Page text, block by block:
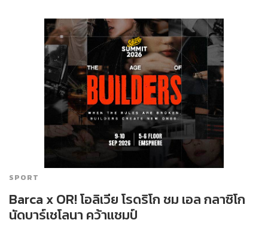
SPORT
Barca x OR! โอลิเวีย โรดริโก ชม เอล กลาซิโก
นัดบาร์เชโลนา คว้าแชมป์